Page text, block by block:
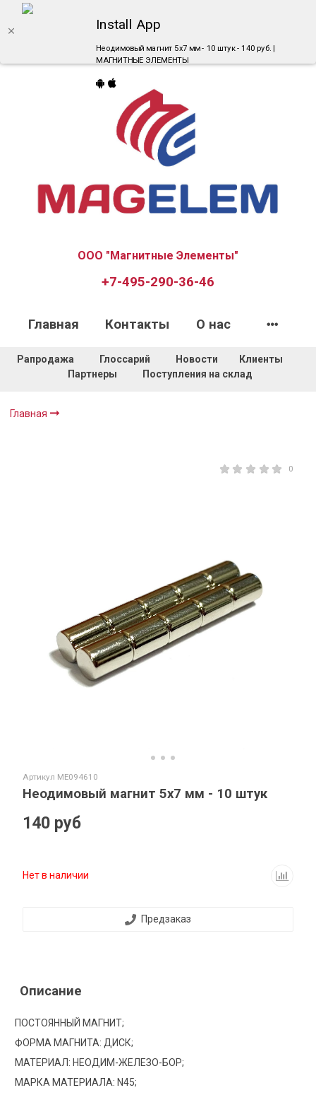
Install App
Неодимовый магнит 5х7 мм - 10 штук - 140 руб. |
МАГНИТНЫЕ ЭЛЕМЕНТЫ
ООО "Магнитные Элементы"
+7-495-290-36-46
Главная Контакты О нас
Рапродажа Глоссарий Новости
Клиенты
Партнеры
Поступления на склад
Главная
0
Артикул ME094610
Неодимовый магнит 5х7 мм - 10 штук
Нет в наличии
140 руб
Предзаказ
Описание
ПОСТОЯННЫЙ МАГНИТ;
ФОРМА МАГНИТА: ДИСК;
МАТЕРИАЛ: НЕОДИМ-ЖЕЛЕЗО-БОР;
МАРКА МАТЕРИАЛА: N45;